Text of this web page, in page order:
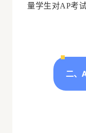
量学生对AP考
二、